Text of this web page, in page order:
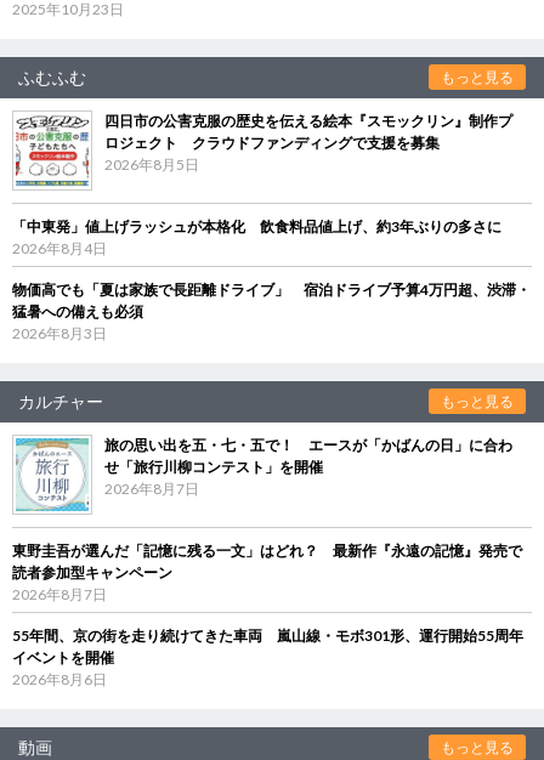
2025年10月23日
ふむふむ もっと見る
四日市の公害克服の歴史を伝える絵本『スモックリン』制作プ
ロジェクト クラウドファンディングで支援を募集
2026年8月5日
「中東発」値上げラッシュが本格化 飲食料品値上げ、約3年ぶりの多さに
2026年8月4日
物価高でも「夏は家族で長距離ドライブ」 宿泊ドライブ予算4万円超、渋滞・
猛暑への備えも必須
2026年8月3日
カルチャー もっと見る
旅の思い出を五・七・五で！ エースが「かばんの日」に合わ
せ「旅行川柳コンテスト」を開催
2026年8月7日
東野圭吾が選んだ「記憶に残る一文」はどれ？ 最新作『永遠の記憶』発売で
読者参加型キャンペーン
2026年8月7日
55年間、京の街を走り続けてきた車両 嵐山線・モボ301形、運行開始55周年
イベントを開催
2026年8月6日
動画 もっと見る